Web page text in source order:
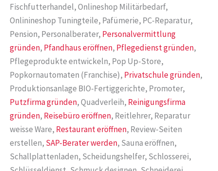
Fischfutterhandel, Onlineshop Militärbedarf,
Onlinineshop Tuningteile, Pafümerie, PC-Reparatur,
Pension, Personalberater, Personalvermittlung
gründen, Pfandhaus eröffnen, Pflegedienst gründen,
Pflegeprodukte entwickeln, Pop Up-Store,
Popkornautomaten (Franchise), Privatschule gründen,
Produktionsanlage BIO-Fertiggerichte, Promoter,
Putzfirma gründen, Quadverleih, Reinigungsfirma
gründen, Reisebüro eröffnen, Reitlehrer, Reparatur
weisse Ware, Restaurant eröffnen, Review-Seiten
erstellen, SAP-Berater werden, Sauna eröffnen,
Schallplattenladen, Scheidungshelfer, Schlosserei,